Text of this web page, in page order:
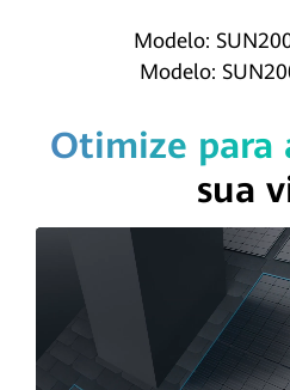
Modelo:
Modelo:
Otimize para
sua